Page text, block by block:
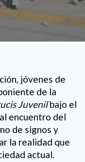
jóvenes de
de la
Juvenilbajo el
encuentro del
de signos y
la realidad que
actual.